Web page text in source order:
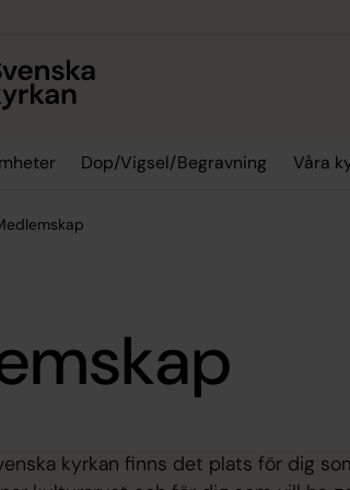
Dop/Vigsel/Begravning Våra
kyrkan finns det plats för dig